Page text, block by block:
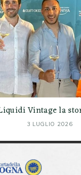
Vintage la
3 LUGLIO 2026